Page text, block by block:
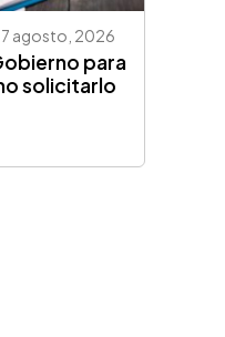
7 agosto, 2026
para
solicitarlo